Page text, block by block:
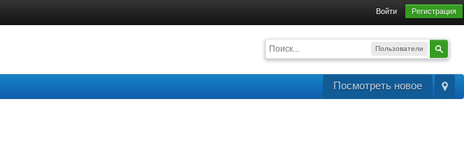
Войти Регистрация
Пользователи
Посмотреть новое